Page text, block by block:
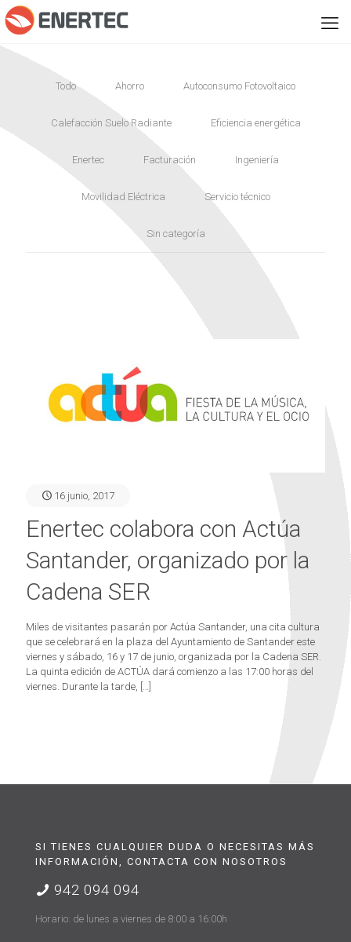
Todo Ahorro Autoconsumo Fotovoltaico
Calefacción Suelo Radiante Eficiencia energética
Enertec Facturación Ingeniería
Movilidad Eléctrica Servicio técnico
Sin categoría
16 junio, 2017
Enertec colabora con Actúa
Santander, organizado por la
Cadena SER
Miles de visitantes pasarán por Actúa Santander, una cita cultura
que se celebrará en la plaza del Ayuntamiento de Santander este
viernes y sábado, 16 y 17 de junio, organizada por la Cadena SER.
La quinta edición de ACTÚA dará comienzo a las 17:00 horas del
viernes. Durante la tarde, […]
SI TIENES CUALQUIER DUDA O NECESITAS MÁS
INFORMACIÓN, CONTACTA CON NOSOTROS
942 094 094
Horario: de lunes a viernes de 8:00 a 16:00h